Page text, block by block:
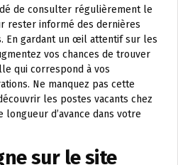
de consulter régulièrement le
rester informé des dernières
En gardant un œil attentif sur les
vos chances de trouver
qui correspond à vos
Ne manquez pas cette
les postes vacants chez
d’avance dans votre
sur le site